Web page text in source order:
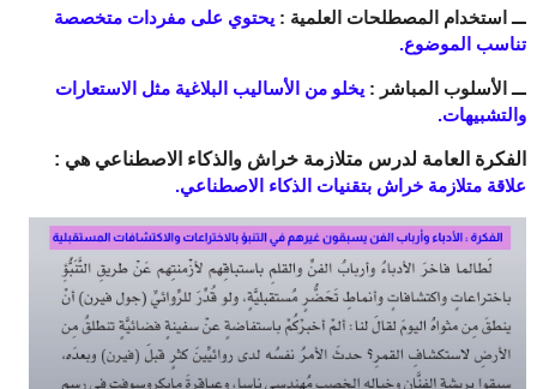
ـــ استخدام المصطلحات العلمية : يحتوي على مفردات متخصصة
تناسب الموضوع.
ـــ الأسلوب المباشر : يخلو من الأساليب البلاغية مثل الاستعارات
والتشبيهات.
الفكرة العامة لدرس متلازمة خراش والذكاء الاصطناعي هي :
علاقة متلازمة خراش بتقنيات الذكاء الاصطناعي.